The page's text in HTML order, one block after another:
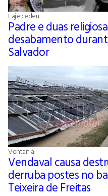
Laje cedeu
Padre e duas
desabamento
Salvador
Ventania
Vendaval causa
derruba postes no
Teixeira de Freitas